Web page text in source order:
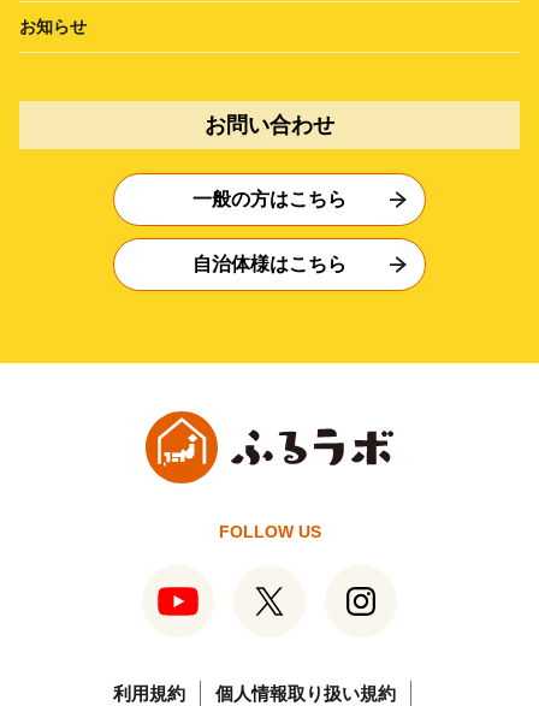
お知らせ
お問い合わせ
一般の方はこちら
自治体様はこちら
FOLLOW US
利用規約 個人情報取り扱い規約